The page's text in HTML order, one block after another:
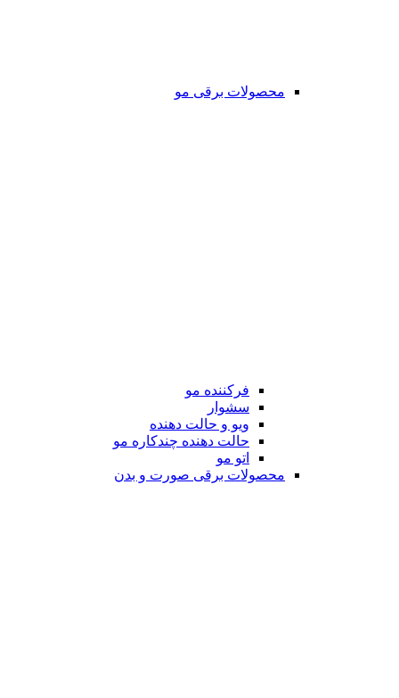
محصولات برقی مو
فرکننده مو
سشوار
ویو و حالت دهنده
حالت دهنده چندکاره مو
اتو مو
محصولات برقی صورت و بدن